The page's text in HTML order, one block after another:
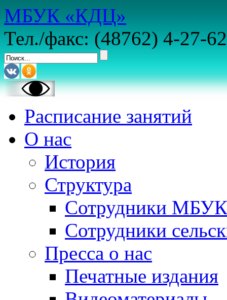
МБУК «КДЦ»
Тел./факс: (48762) 4-27-62
Расписание занятий
О нас
История
Структура
Сотрудники
Сотрудники
Пресса о нас
Печатные издания